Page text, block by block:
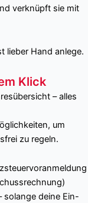
verknüpft sie mit
lieber Hand anlege.
Klick
– alles
um
zu regeln.
solange deine Ein-